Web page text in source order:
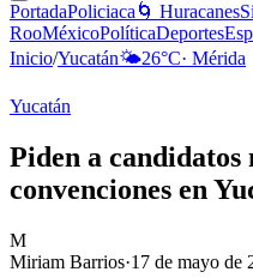
PortadaPoliciaca 🌀 Huracanes
RooMéxicoPolíticaDeportes
Inicio/Yucatán🌤️26°C· Mérida
Yucatán
Piden a candidatos
convenciones en
M
Miriam Barrios·17 de mayo de